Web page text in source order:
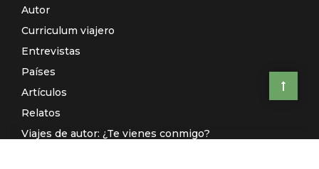
Autor
Curriculum viajero
Entrevistas
Países
Artículos
Relatos
Viajes de autor: ¿Te vienes conmigo?